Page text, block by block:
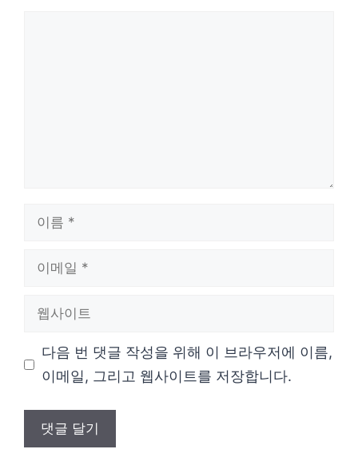
다음 번 댓글 작성을 위해 이 브라우저에 이름,
이메일, 그리고 웹사이트를 저장합니다.